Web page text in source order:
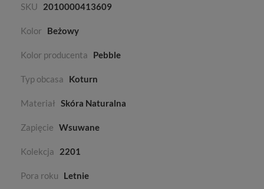
SKU 2010000413609
Kolor Beżowy
Kolor producenta Pebble
Typ obcasa Koturn
Materiał Skóra Naturalna
Zapięcie Wsuwane
Kolekcja 2201
Pora roku Letnie